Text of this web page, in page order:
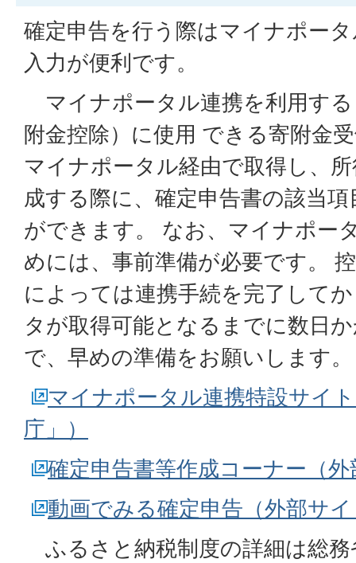
確定申告を行う際はマイナポー
入力が便利です。
マイナポータル連携を利用す
附金控除）に使用 できる寄附金
マイナポータル経由で取得し、
成する際に、確定申告書の該当
ができます。 なお、マイナポー
めには、事前準備が必要です。
によっては連携手続を完了して
タが取得可能となるまでに数日
で、早めの準備をお願いします。
マイナポータル連携特設サイ
庁」）
確定申告書等作成コーナー（
動画でみる確定申告（外部サ
ふるさと納税制度の詳細は総